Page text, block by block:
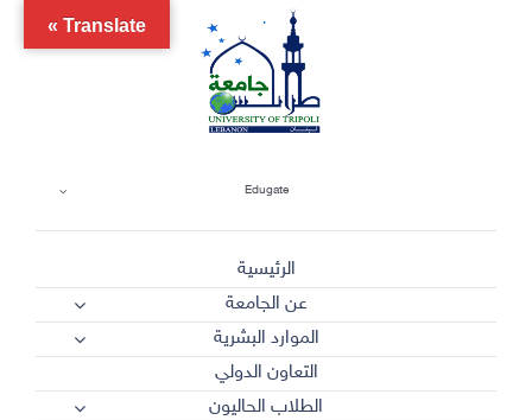
Edugate
الرئيسية
عن الجامعة
الموارد البشرية
التعاون الدولي
الطلاب الحاليون
Translate »